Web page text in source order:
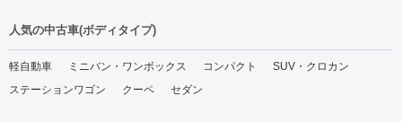
人気の中古車(ボディタイプ)
軽自動車 ミニバン・ワンボックス コンパクト
SUV・クロカン
ステーションワゴン
クーペ セダン